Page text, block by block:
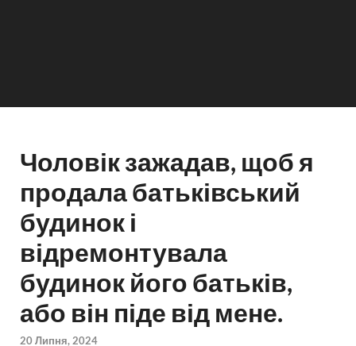
Чоловік зажадав, щоб я
продала батьківський
будинок і
відремонтувала
будинок його батьків,
або він піде від мене.
20 Липня, 2024